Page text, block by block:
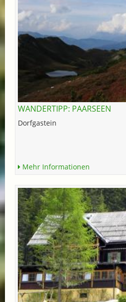
WANDERTIPP: PAARSEEN
Dorfgastein
Mehr Informationen